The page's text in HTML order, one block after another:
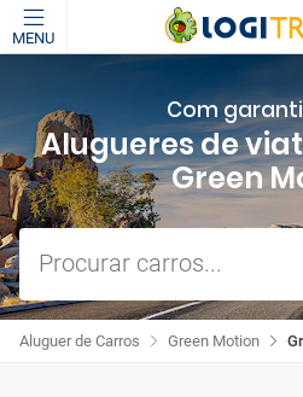
MENU
Com
Alugueres de
Green
Procurar carros...
Green Motion
Aluguer de Carros